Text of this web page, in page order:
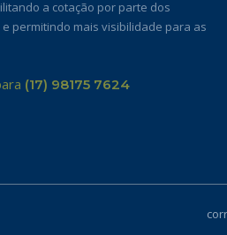
a cotação por parte dos
permitindo mais visibilidade para as
(17) 98175 7624